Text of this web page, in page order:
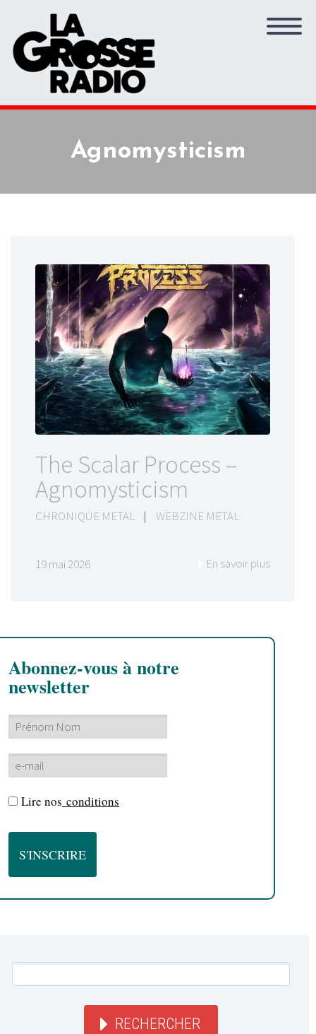
Agnomysticism
The Scalar Process –
Agnomysticism
CHRONIQUE METAL | WEBZINE METAL
19 mai 2026 En savoir plus
Abonnez-vous à notre
newsletter
Lire nos conditions
RECHERCHER